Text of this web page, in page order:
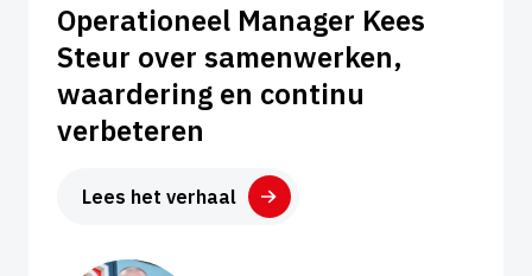
Operationeel Manager Kees
Steur over samenwerken,
waardering en continu
verbeteren
Lees het verhaal